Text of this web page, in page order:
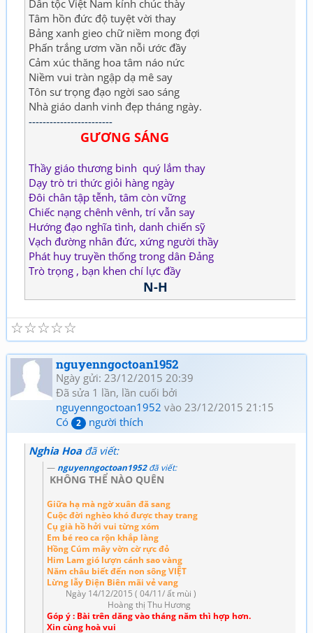
Dân tộc Việt Nam kính chúc thày
Tâm hồn đức độ tuyệt vời thay
Bảng xanh gieo chữ niềm mong đợi
Phấn trắng ươm vần nỗi ước đầy
Cảm xúc thăng hoa tâm náo nức
Niềm vui tràn ngập dạ mê say
Tôn sư trọng đạo ngời sao sáng
Nhà giáo danh vinh đẹp tháng ngày.
------------------------
GƯƠNG SÁNG
Thầy giáo thương binh quý lắm thay
Dạy trò tri thức giỏi hàng ngày
Đôi chân tập tễnh, tâm còn vững
Chiếc nạng chênh vênh, trí vẫn say
Hướng đạo nghĩa tình, danh chiến sỹ
Vạch đường nhân đức, xứng người thầy
Phát huy truyền thống trong dân Đảng
Trò trọng , bạn khen chí lực đầy
N-H
☆
☆
☆
☆
☆
nguyenngoctoan1952
Ngày gửi: 23/12/2015 20:39
Đã sửa 1 lần, lần cuối bởi
nguyenngoctoan1952 vào 23/12/2015 21:15
Có
2 người thích
Nghia Hoađã viết:
nguyenngoctoan1952đã viết:
KHÔNG THỂ NÀO QUÊN
Giữa hạ mà ngờ xuân đã sang
Cuộc đời nghèo khó được thay trang
Cụ già hồ hởi vui từng xóm
Em bé reo ca rộn khắp làng
Hồng Cúm mây vờn cờ rực đỏ
Him Lam gió lượn cánh sao vàng
Năm châu biết đến non sông VIỆT
Lừng lẫy Điện Biên mãi vẻ vang
Ngày 14/12/2015 ( 04/11/ ất mùi )
Hoàng thị Thu Hương
Góp ý : Bài trên dăng vào tháng năm thì hợp hơn.
Xin cùng hoà vui